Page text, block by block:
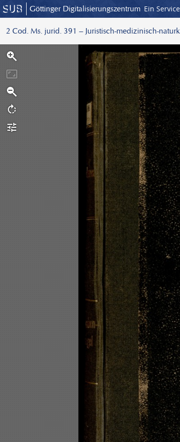
Göttinger Digitalisierungszentrum Ein
2 Cod. Ms. jurid. 391 – Juristisch-medizinisch-